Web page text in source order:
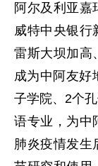
阿尔及利亚
威特中央银行
雷斯大坝加高
成为中阿友好
子学院、2个
语专业，为中
肺炎疫情发生